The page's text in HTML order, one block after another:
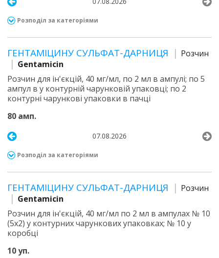
Розподіл за категоріями
ГЕНТАМІЦИНУ СУЛЬФАТ-ДАРНИЦЯ
Розчин
Gentamicin
Розчин для ін'єкцій, 40 мг/мл, по 2 мл в ампулі; по 5
ампул в у контурній чарунковій упаковці; по 2
контурні чарункові упаковки в пачці
80 амп.
07.08.2026
Розподіл за категоріями
ГЕНТАМІЦИНУ СУЛЬФАТ-ДАРНИЦЯ
Розчин
Gentamicin
Розчин для ін'єкцій, 40 мг/мл по 2 мл в ампулах № 10
(5х2) у контурних чарункових упаковках; № 10 у
коробці
10 уп.